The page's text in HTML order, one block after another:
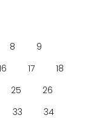
8
9
17
18
25
26
33
34